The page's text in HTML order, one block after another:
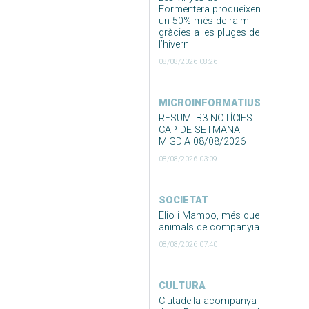
Formentera produeixen
un 50% més de raïm
gràcies a les pluges de
l’hivern
08/08/2026 08:26
MICROINFORMATIUS
RESUM IB3 NOTÍCIES
CAP DE SETMANA
MIGDIA 08/08/2026
08/08/2026 03:09
SOCIETAT
Elio i Mambo, més que
animals de companyia
08/08/2026 07:40
CULTURA
Ciutadella acompanya